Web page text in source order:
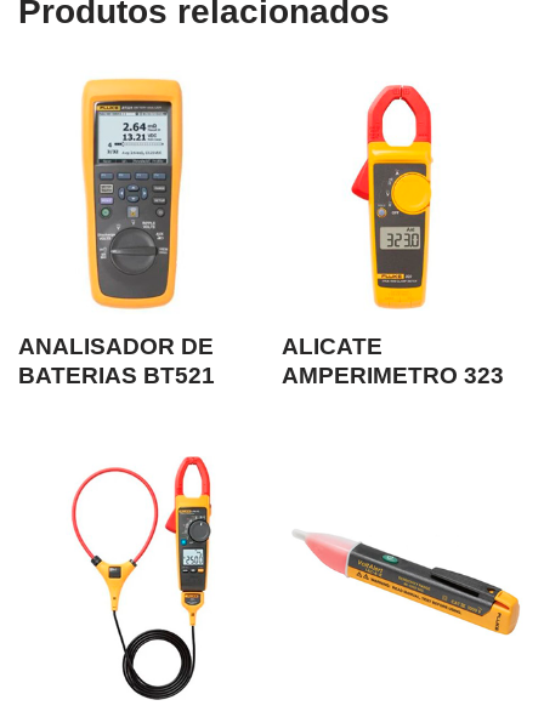
Produtos relacionados
ANALISADOR DE
BATERIAS BT521
ALICATE
AMPERIMETRO 323